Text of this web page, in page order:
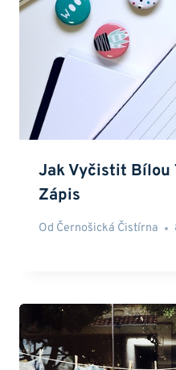
Jak Vyčistit Bílou
Zápis
Od Černošická Čistírna